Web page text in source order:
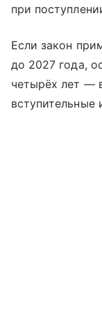
при
Если закон
до 2027 года,
четырёх лет —
вступительные